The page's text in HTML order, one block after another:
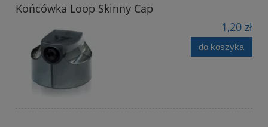
Końcówka Loop Skinny Cap
1,20 zł
do koszyka